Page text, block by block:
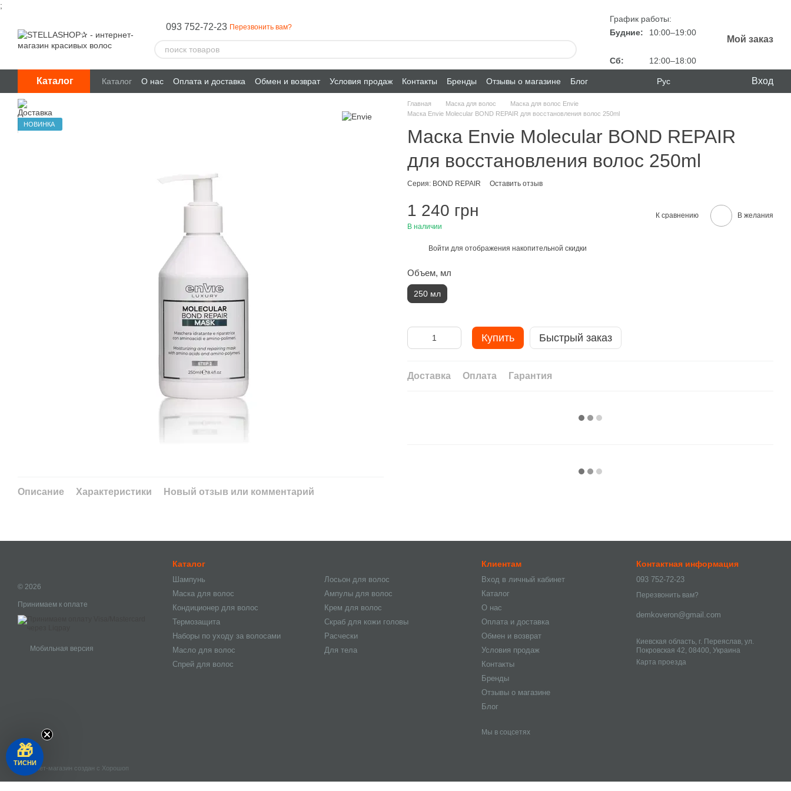
;
093 752-72-23 Перезвонить вам?
График работы:
Будние:
10:00–19:00
Сб: 12:00–18:00
Мой заказ
Каталог Каталог О нас Оплата и доставка Обмен и возврат Условия продаж Контакты Бренды Отзывы о магазине Блог Рус Вход
НОВИНКА
Описание Характеристики Новый отзыв или комментарий
Главная Маска для волос
Маска для волос Envie
Маска Envie Molecular BOND REPAIR для восстановления волос 250ml
Маска Envie Molecular BOND REPAIR
для восстановления волос 250ml
Серия: BOND REPAIR Оставить отзыв
1 240 грн
В наличии
К сравнению В желания
Войти для отображения накопительной скидки
Объем, мл
250 мл
Купить Быстрый заказ
Доставка Оплата Гарантия
© 2026
Принимаем к оплате
Мобильная версия
Интернет-магазин создан с Хорошоп
Каталог
Шампунь
Маска для волос
Кондиционер для волос
Термозащита
Наборы по уходу за волосами
Масло для волос
Спрей для волос
Лосьон для волос
Ампулы для волос
Крем для волос
Скраб для кожи головы
Расчески
Для тела
Клиентам
Вход в личный кабинет
Каталог
О нас
Оплата и доставка
Обмен и возврат
Условия продаж
Контакты
Бренды
Отзывы о магазине
Блог
Мы в соцсетях
Контактная информация
093 752-72-23
Перезвонить вам?
demkoveron@gmail.com
Киевская область, г. Переяслав, ул.
Покровская 42, 08400, Украина
Карта проезда
🎁
ТИСНИ